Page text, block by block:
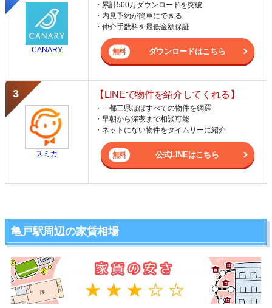
CANARY
・累計500万ダウンロードを突破
・内見予約が簡単にできる
・仲介手数料を最低金額保証
ダウンロードはこちら
スミカ
【LINEで物件を紹介してくれる】
・一都三県ほぼすべての物件を網羅
・早朝から深夜まで相談可能
・ネットにない物件をタイムリーに紹介
公式LINEはこちら
亀戸駅周辺の家賃相場